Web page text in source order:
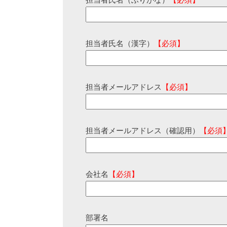
担当者氏名（漢字） 【必須】
担当者メールアドレス 【必須】
担当者メールアドレス（確認用） 【必須
会社名 【必須】
部署名